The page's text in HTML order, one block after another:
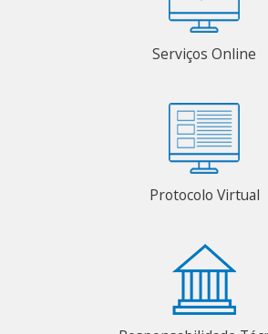
Serviços Online
Protocolo Virtual